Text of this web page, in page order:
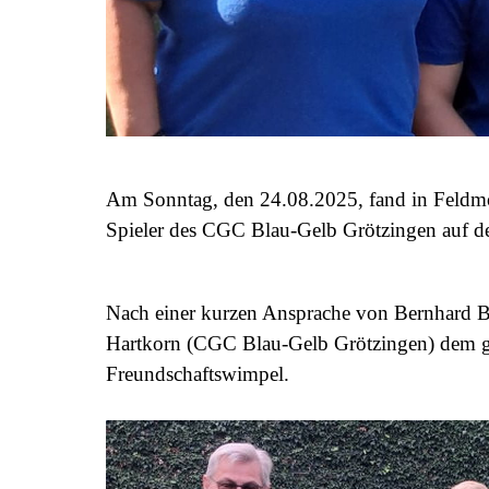
Am Sonntag, den 24.08.2025, fand in
Spieler des CGC Blau-Gelb Grötzingen auf
Nach einer kurzen Ansprache von
Hartkorn (CGC Blau-Gelb Grötzingen) dem
Freundschaftswimpel.